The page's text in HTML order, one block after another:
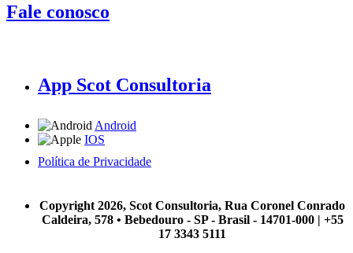
Fale conosco
App Scot Consultoria
Android
IOS
Política de Privacidade
Copyright 2026, Scot Consultoria, Rua Coronel Conrado
Caldeira, 578 • Bebedouro - SP - Brasil - 14701-000 | +55
17 3343 5111